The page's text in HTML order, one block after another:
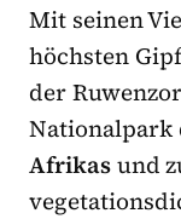
Mit seinen
höchsten
der
Nationalpark
Afrikasund